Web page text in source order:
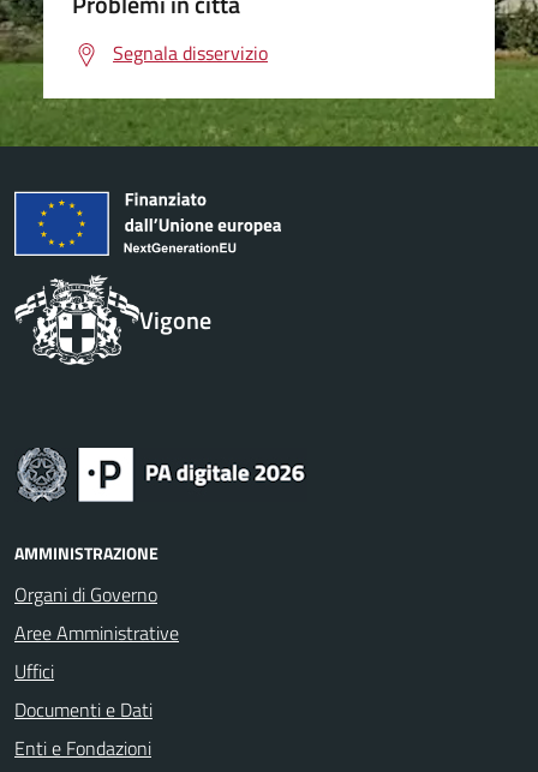
Segnala disservizio
Vigone
AMMINISTRAZIONE
Organi di Governo
Aree Amministrative
Uffici
Documenti e Dati
Enti e Fondazioni